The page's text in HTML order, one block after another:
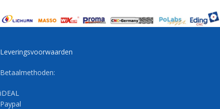
Leveringsvoorwaarden
Betaalmethoden:
iDEAL
Paypal